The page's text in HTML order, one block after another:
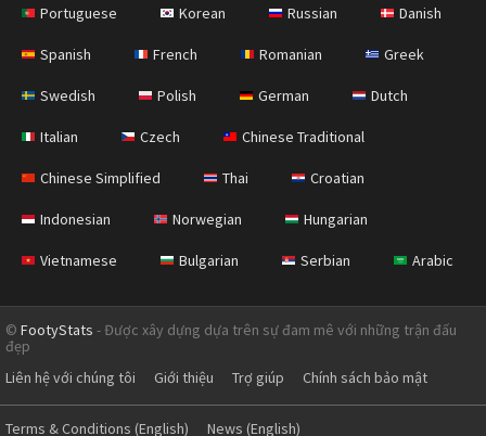
Portuguese Korean Russian Danish
Spanish French Romanian Greek
Swedish Polish German Dutch
Italian Czech Chinese Traditional
Chinese Simplified Thai Croatian
Indonesian Norwegian Hungarian
Vietnamese Bulgarian Serbian Arabic
© FootyStats - Được xây dựng dựa trên sự đam mê với những trận đấu
đẹp
Liên hệ với chúng tôi
Giới thiệu Trợ giúp Chính sách bảo mật
Terms & Conditions (English) News (English)